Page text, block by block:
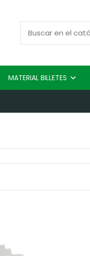
MATERIAL BILLETES